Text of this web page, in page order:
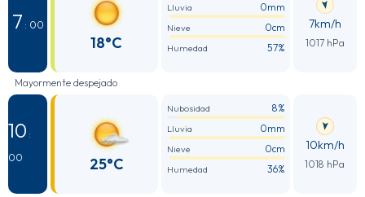
7 : 00
18°C
Lluvia 0mm
Nieve 0cm
Humedad 57%
7km/h
1017 hPa
Mayormente despejado
10 :
00
25°C
Nubosidad 8%
Lluvia 0mm
Nieve 0cm
Humedad 36%
10km/h
1018 hPa